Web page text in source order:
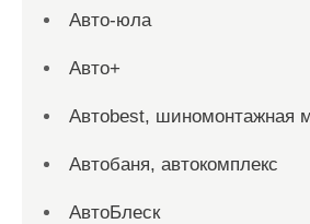
Авто-юла
Авто+
Автоbest, шиномонтажная
Автобаня, автокомплекс
АвтоБлеск